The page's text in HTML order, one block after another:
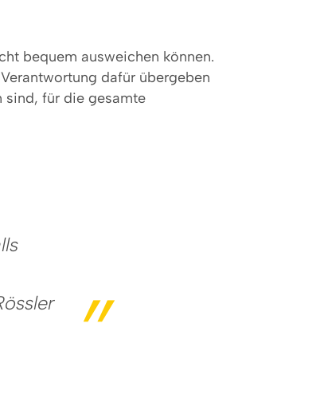
bequem ausweichen können.
dafür übergeben
sind, für die gesamte